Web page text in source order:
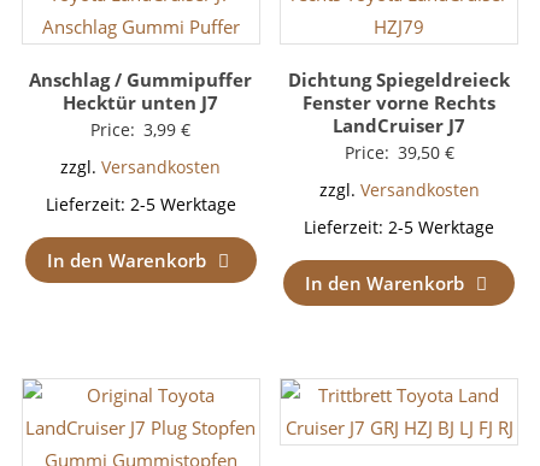
Anschlag / Gummipuffer
Hecktür unten J7
Price: 3,99€
zzgl.Versandkosten
Lieferzeit: 2-5 Werktage
In den Warenkorb
Dichtung Spiegeldreieck
Fenster vorne Rechts
LandCruiser J7
Price: 39,50 €
zzgl. Versandkosten
Lieferzeit:2-5 Werktage
In den Warenkorb